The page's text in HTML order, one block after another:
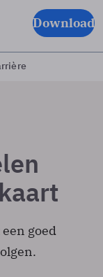
Download
goed